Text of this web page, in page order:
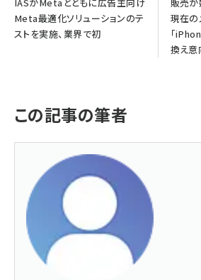
Meta最適化ソリューションのテ
ストを実施、業界で初
現在の
「
換え意
この記事の筆者